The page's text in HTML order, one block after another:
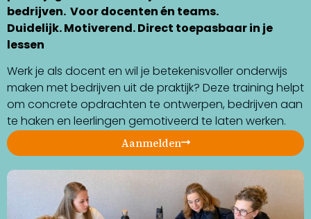
bedrijven. Voor docenten én teams.
Duidelijk. Motiverend. Direct toepasbaar in je
lessen
Werk je als docent en wil je betekenisvoller onderwijs
maken met bedrijven uit de praktijk? Deze training helpt
om concrete opdrachten te ontwerpen, bedrijven aan
te haken en leerlingen gemotiveerd te laten werken.
Aanmelden